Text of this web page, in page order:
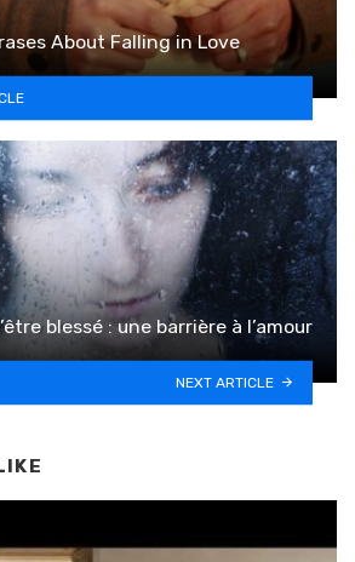
About Falling in Love
blessé : une barrière à l’amour
NEXT ARTICLE